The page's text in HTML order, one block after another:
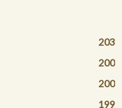
203
200
200
199